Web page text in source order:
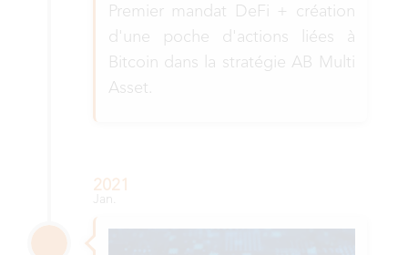
Premier mandat DeFi + création
d'une poche d'actions liées à
Bitcoin dans la stratégie AB Multi
Asset.
2021
Jan.